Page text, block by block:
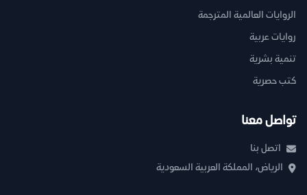
الروايات العالمية المترجمة
روايات عربية
تنمية بشرية
كتب حصرية
تواصل معنا
اتصل بنا
الرياض، المملكة العربية السعودية